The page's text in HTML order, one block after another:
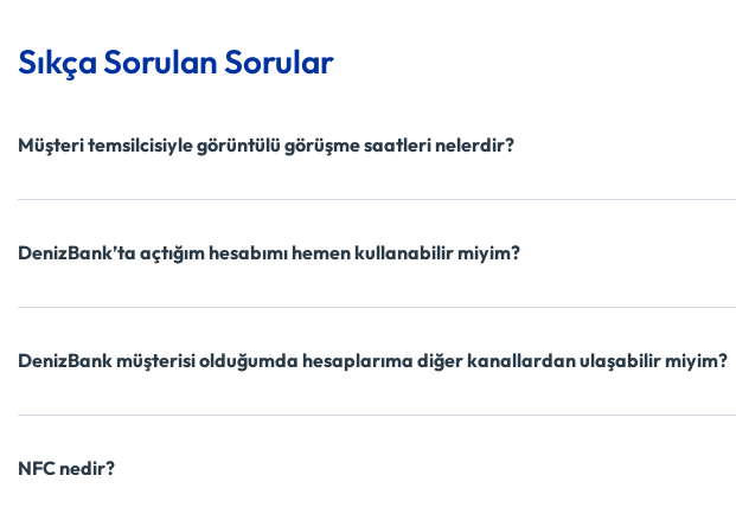
Sıkça Sorulan Sorular
Müşteri temsilcisiyle görüntülü görüşme saatleri nelerdir?
DenizBank’ta açtığım hesabımı hemen kullanabilir miyim?
DenizBank müşterisi olduğumda hesaplarıma diğer kanallardan ulaşabilir miyim?
NFC nedir?